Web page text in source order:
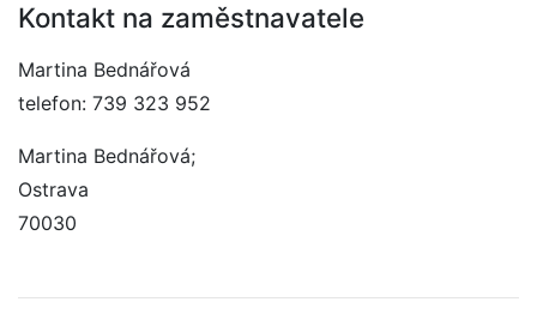
Kontakt na zaměstnavatele
Martina Bednářová
telefon: 739 323 952
Martina Bednářová;
Ostrava
70030